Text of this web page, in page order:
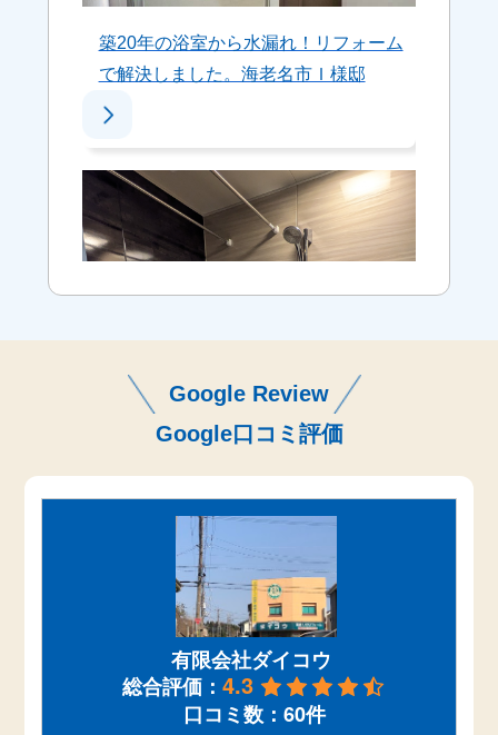
築20年の浴室から水漏れ！リフォーム
で解決しました。海老名市Ｉ様邸
ひんやり床も解消！寒さに強い浴室へ
リフォームしました。海老名市M様邸
Google Review
Google口コミ評価
有限会社ダイコウ
総合評価： 4.3
口コミ数：60件